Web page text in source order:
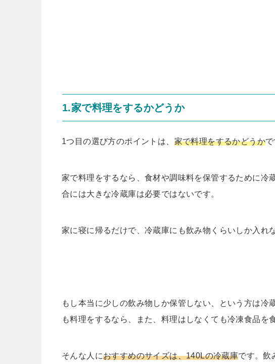
1.家で料理をするかどうか
1つ目の選び方のポイントは、 家で料理をするかどうかで
家で料理をするなら、食材や調味料を保管するために冷
合には大きな冷蔵庫は必要ではないです。
家に寝に帰るだけで、冷蔵庫にも飲み物くらいしか入れ
もし本当に少しの飲み物しか保管しない、という方は
も料理をするなら、また、料理はしなくても冷凍食品を
そんな人におすすめのサイズは、140Lの冷蔵庫です。飲